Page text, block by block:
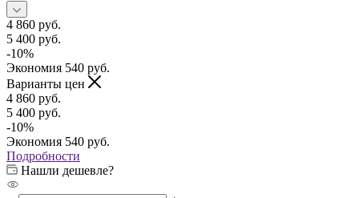
4 860 руб.
5 400 руб.
-10%
Экономия 540 руб.
Варианты цен
4 860 руб.
5 400 руб.
-10%
Экономия 540 руб.
Подробности
Нашли дешевле?